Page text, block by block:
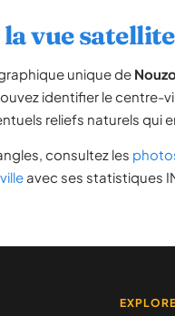
vue
unique de
identifier le centre-
reliefs naturels qui
consultez les
avec ses statistiques